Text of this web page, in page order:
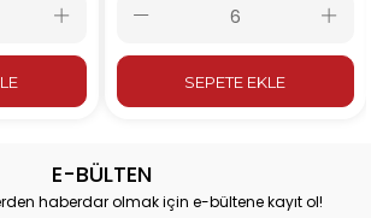
SEPETE EKLE
E-BÜLTEN
haberdar olmak için e-bültene kayıt ol!